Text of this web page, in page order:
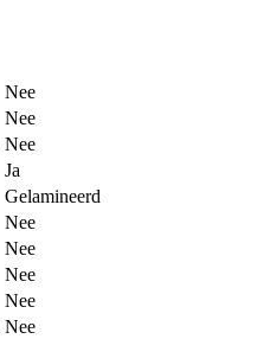
Nee
Nee
Nee
Ja
Gelamineerd
Nee
Nee
Nee
Nee
Nee